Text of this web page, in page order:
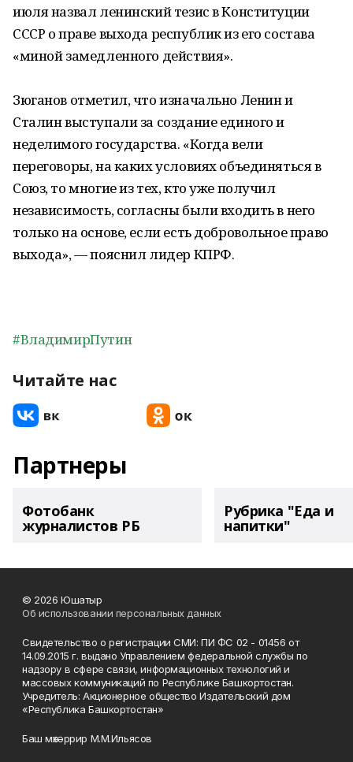
июля назвал ленинский тезис в Конституции
СССР о праве выхода республик из его состава
«миной замедленного действия».
Зюганов отметил, что изначально Ленин и
Сталин выступали за создание единого и
неделимого государства. «Когда вели
переговоры, на каких условиях объединяться в
Союз, то многие из тех, кто уже получил
независимость, согласны были входить в него
только на основе, если есть добровольное право
выхода», — пояснил лидер КПРФ.
#ВладимирПутин
Читайте нас
Партнеры
Фотобанк
журналистов РБ
Рубрика "Еда и
напитки"
© 2026 Юшатыр
Об использовании персональных данных
Свидетельство о регистрации СМИ: ПИ ФС 02 - 01456 от
14.09.2015 г. выдано Управлением федеральной службы по
надзору в сфере связи, информационных технологий и
массовых коммуникаций по Республике Башкортостан.
Учредитель: Акционерное общество Издательский дом
«Республика Башкортостан»
Баш мөхәррир М.М.Ильясов